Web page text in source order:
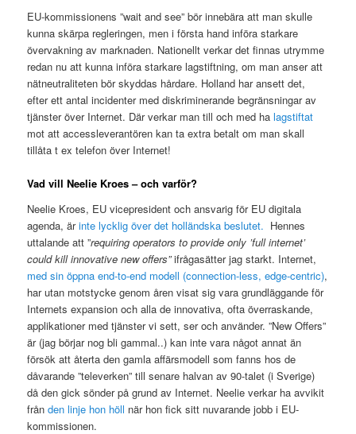
EU-kommissionens ”wait and see” bör innebära att man skulle
kunna skärpa regleringen, men i första hand införa starkare
övervakning av marknaden. Nationellt verkar det finnas utrymme
redan nu att kunna införa starkare lagstiftning, om man anser att
nätneutraliteten bör skyddas hårdare. Holland har ansett det,
efter ett antal incidenter med diskriminerande begränsningar av
tjänster över Internet. Där verkar man till och med halagstiftat
mot att accessleverantören kan ta extra betalt om man skall
tillåta t ex telefon över Internet!
Vad vill Neelie Kroes – och varför?
Neelie Kroes, EU vicepresident och ansvarig för EU digitala
agenda, ärinte lycklig över det holländska beslutet. Hennes
uttalande att ”requiring operators to provide only ’full internet’
could kill innovative new offers”ifrågasätter jag starkt. Internet,
med sin öppna end-to-end modell (connection-less, edge-centric),
har utan motstycke genom åren visat sig vara grundläggande för
Internets expansion och alla de innovativa, ofta överraskande,
applikationer med tjänster vi sett, ser och använder. ”New Offers”
är (jag börjar nog bli gammal..) kan inte vara något annat än
försök att återta den gamla affärsmodell som fanns hos de
dåvarande ”televerken” till senare halvan av 90-talet (i Sverige)
då den gick sönder på grund av Internet. Neelie verkar ha avvikit
frånden linje hon höll när hon fick sitt nuvarande jobb i EU-
kommissionen.